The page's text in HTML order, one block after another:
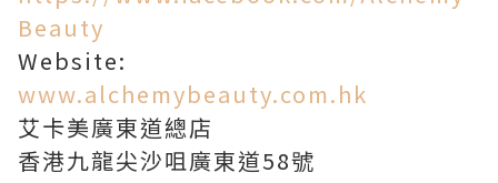
Beauty
Website:
www.alchemybeauty.com.hk
艾卡美廣東道總店
香港九龍尖沙咀廣東道58號